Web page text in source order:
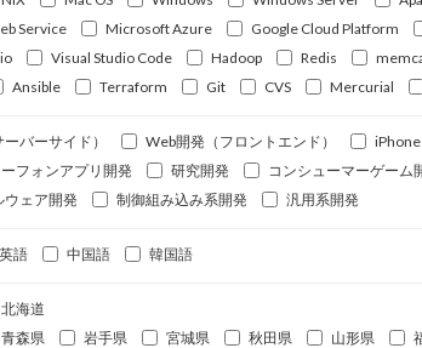
Service
Microsoft Azure Google Cloud Platform
Visual Studio Code Hadoop Redis
Ansible Terraform Git CVS Mercurial
バーサイド） Web開発（フロントエンド）
フォンアプリ開発
研究開発 コンシューマーゲーム
ウェア開発
制御組み込み系開発 汎用系開発
英語 中国語 韓国語
北海道
青森県 岩手県 宮城県 秋田県 山形県